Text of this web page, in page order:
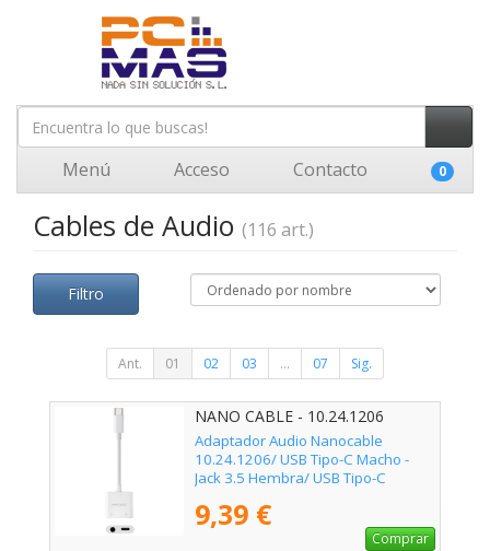
Menú Acceso Contacto 0
Cables de Audio (116 art.)
Filtro
Ant. 01 02 03 ... 07 Sig.
NANO CABLE - 10.24.1206
Adaptador Audio Nanocable
10.24.1206/ USB Tipo-C Macho -
Jack 3.5 Hembra/ USB Tipo-C
9,39 €
Comprar